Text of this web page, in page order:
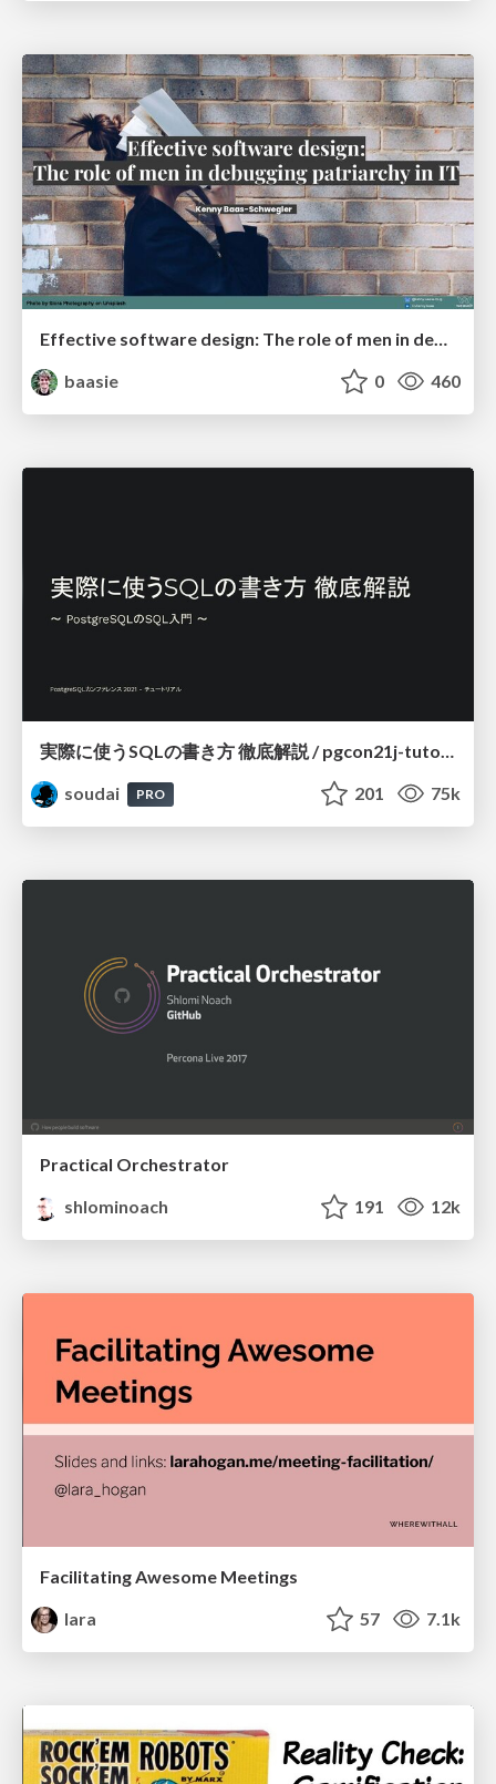
Effective software design: The role of men in debugging patriarchy in IT @ Voxxed Days AMS
baasie
0 460
実際に使うSQLの書き方 徹底解説 / pgcon21j-tutorial
soudai
PRO 201 75k
Practical Orchestrator
shlominoach
191 12k
Facilitating Awesome Meetings
lara
57 7.1k